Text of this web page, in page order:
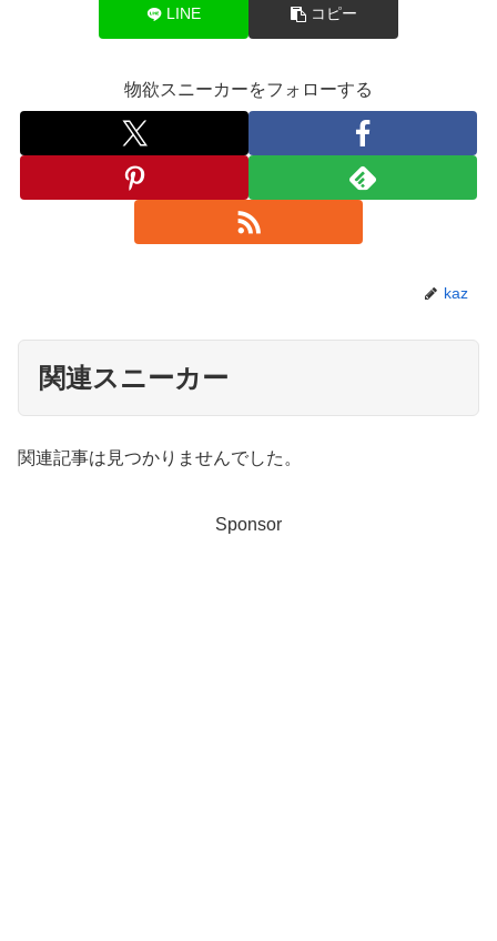
LINE コピー
物欲スニーカーをフォローする
kaz
関連スニーカー
関連記事は見つかりませんでした。
Sponsor